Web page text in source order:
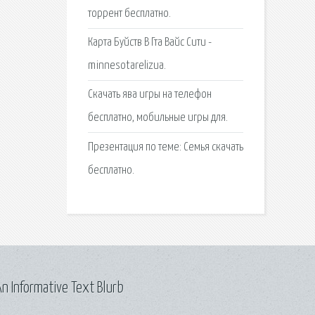
торрент бесплатно.
Карта Буйств В Гта Вайс Сити -
minnesotarelizua.
Скачать ява игры на телефон
бесплатно, мобильные игры для.
Презентация по теме: Семья скачать
бесплатно.
Informative Text Blurb